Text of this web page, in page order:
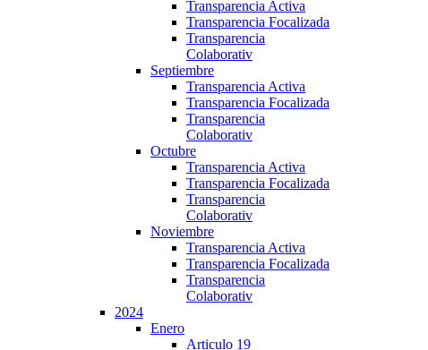
Transparencia Activa
Transparencia Focalizada
Transparencia
Colaborativ
Septiembre
Transparencia Activa
Transparencia Focalizada
Transparencia
Colaborativ
Octubre
Transparencia Activa
Transparencia Focalizada
Transparencia
Colaborativ
Noviembre
Transparencia Activa
Transparencia Focalizada
Transparencia
Colaborativ
2024
Enero
Articulo 19